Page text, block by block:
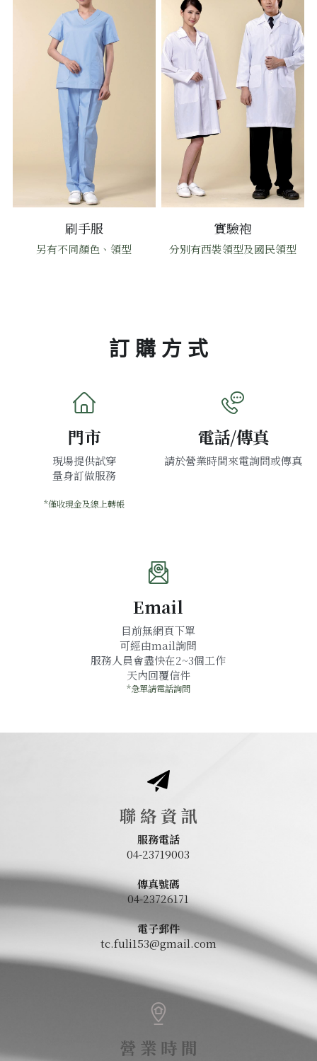
刷手服
另有不同顏色、領型
實驗袍
分別有西裝領型及國民領型
訂 購 方 式
門市
現場提供試穿
量身訂做服務
*僅收現金及線上轉帳
電話/傳真
請於營業時間來電詢問或傳真
Email
目前無網頁下單
可經由mail詢問
服務人員會盡快在2~3個工作
天內回覆信件
*急單請電話詢問
聯 絡 資 訊
服務電話
04-23719003
傳真號碼
04-23726171
電子郵件
tc.fuli153@gmail.com
營 業 時 間